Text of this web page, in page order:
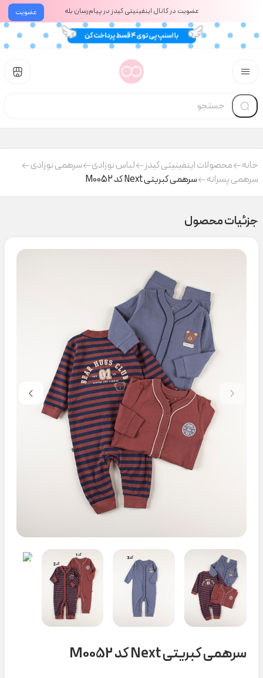
عضویت عضویت در کانال اینفینیتی کیدز در پیام‌رسان بله
خانه محصولات اینفینیتی کیدز لباس نوزادی
سرهمی نوزادی
سرهمی پسرانه
سرهمی کبریتی Next کد M0052
جزئیات محصول
سرهمی کبریتی Next کد M0052